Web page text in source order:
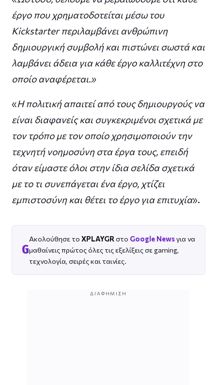
έργο που χρηματοδοτείται μέσω του
Kickstarter περιλαμβάνει ανθρώπινη
δημιουργική συμβολή και πιστώνει σωστά και
λαμβάνει άδεια για κάθε έργο καλλιτέχνη στο
οποίο αναφέρεται.»
«Η πολιτική απαιτεί από τους δημιουργούς να
είναι διαφανείς και συγκεκριμένοι σχετικά με
τον τρόπο με τον οποίο χρησιμοποιούν την
τεχνητή νοημοσύνη στα έργα τους, επειδή
όταν είμαστε όλοι στην ίδια σελίδα σχετικά
με το τι συνεπάγεται ένα έργο, χτίζει
εμπιστοσύνη και θέτει το έργο για επιτυχία».
G
Ακολούθησε το XPLAYGR στο Google Newsγια να
μαθαίνεις πρώτος όλες τις εξελίξεις σε gaming,
τεχνολογία, σειρές και ταινίες.
ΔΙΑΦΉΜΙΣΗ